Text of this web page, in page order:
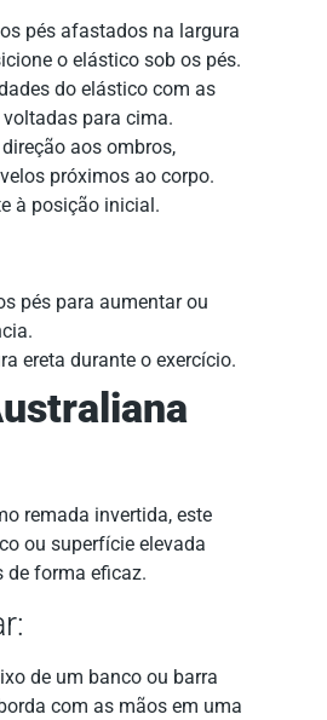
pés afastados na largura
o elástico sob os pés.
do elástico com as
para cima.
aos ombros,
próximos ao corpo.
à posição inicial.
pés para aumentar ou
ereta durante o exercício.
remada invertida, este
ou superfície elevada
de forma eficaz.
de um banco ou barra
com as mãos em uma